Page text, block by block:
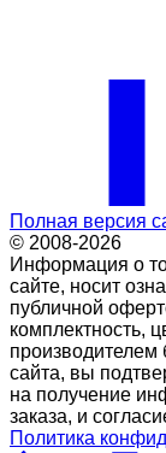
Полная версия
© 2008-2026
Информация о
сайте, носит
публичной
комплектность,
производителем
сайта, вы
на получение
заказа, и
Политика